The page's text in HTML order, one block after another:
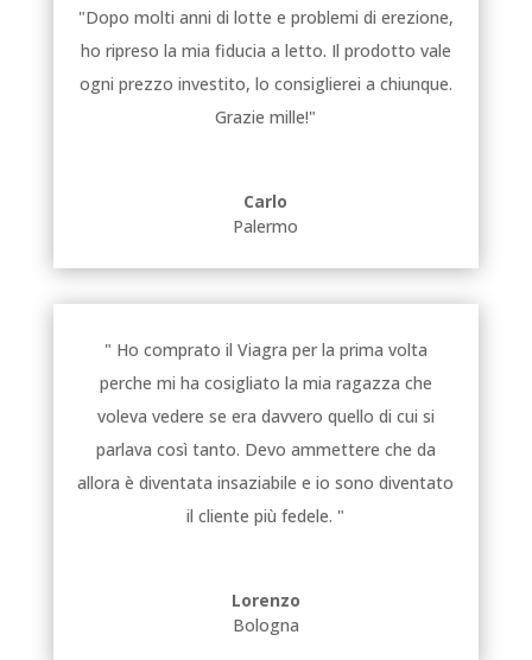
"Dopo molti anni di lotte e problemi di erezione,
ho ripreso la mia fiducia a letto. Il prodotto vale
ogni prezzo investito, lo consiglierei a chiunque.
Grazie mille!"
Carlo
Palermo
" Ho comprato il Viagra per la prima volta
perche mi ha cosigliato la mia ragazza che
voleva vedere se era davvero quello di cui si
parlava così tanto. Devo ammettere che da
allora è diventata insaziabile e io sono diventato
il cliente più fedele. "
Lorenzo
Bologna